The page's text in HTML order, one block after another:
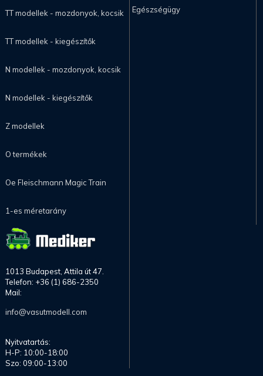
TT modellek - mozdonyok, kocsik
TT modellek - kiegészítők
N modellek - mozdonyok, kocsik
N modellek - kiegészítők
Z modellek
O termékek
Oe Fleischmann Magic Train
1-es méretarány
Egészségügy
1013 Budapest, Attila út 47.
Telefon: +36 (1) 686-2350
Mail:
info@vasutmodell.com
Nyitvatartás:
H-P: 10:00-18:00
Szo: 09:00-13:00